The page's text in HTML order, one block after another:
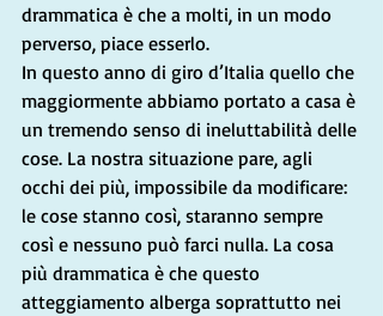
drammatica è che a molti, in un modo
perverso, piace esserlo.
In questo anno di giro d’Italia quello che
maggiormente abbiamo portato a casa è
un tremendo senso di ineluttabilità delle
cose. La nostra situazione pare, agli
occhi dei più, impossibile da modificare:
le cose stanno così, staranno sempre
così e nessuno può farci nulla. La cosa
più drammatica è che questo
atteggiamento alberga soprattutto nei